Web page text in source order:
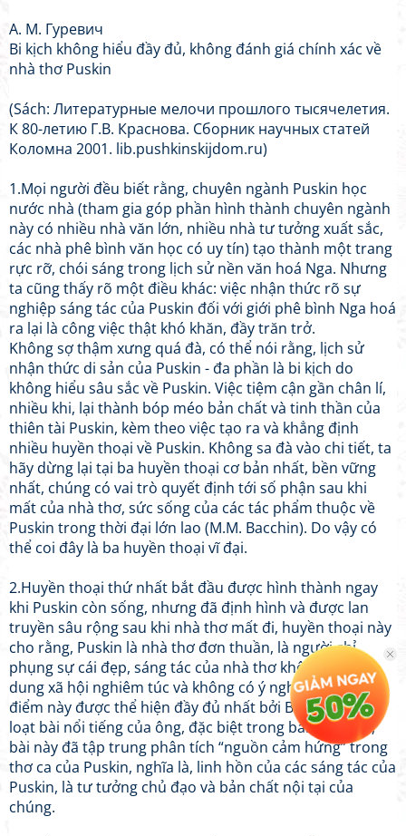
А. М. Гуревич
Bi kịch không hiểu đầy đủ, không đánh giá chính xác về
nhà thơ Puskin
(Sách: Литературные мелочи прошлого тысячелетия.
К 80-летию Г.В. Краснова. Сборник научных статей
Коломна 2001. lib.pushkinskijdom.ru)
1.Mọi người đều biết rằng, chuyên ngành Puskin học
nước nhà (tham gia góp phần hình thành chuyên ngành
này có nhiều nhà văn lớn, nhiều nhà tư tưởng xuất sắc,
các nhà phê bình văn học có uy tín) tạo thành một trang
rực rỡ, chói sáng trong lịch sử nền văn hoá Nga. Nhưng
ta cũng thấy rõ một điều khác: việc nhận thức rõ sự
nghiệp sáng tác của Puskin đối với giới phê bình Nga hoá
ra lại là công việc thật khó khăn, đầy trăn trở.
Không sợ thậm xưng quá đà, có thể nói rằng, lịch sử
nhận thức di sản của Puskin - đa phần là bi kịch do
không hiểu sâu sắc về Puskin. Việc tiệm cận gần chân lí,
nhiều khi, lại thành bóp méo bản chất và tinh thần của
thiên tài Puskin, kèm theo việc tạo ra và khẳng định
nhiều huyền thoại về Puskin. Không sa đà vào chi tiết, ta
hãy dừng lại tại ba huyền thoại cơ bản nhất, bền vững
nhất, chúng có vai trò quyết định tới số phận sau khi
mất của nhà thơ, sức sống của các tác phẩm thuộc về
Puskin trong thời đại lớn lao (M.M. Bacchin). Do vậy có
thể coi đây là ba huyền thoại vĩ đại.
2.Huyền thoại thứ nhất bắt đầu được hình thành ngay
khi Puskin còn sống, nhưng đã định hình và được lan
truyền sâu rộng sau khi nhà thơ mất đi, huyền thoại này
cho rằng, Puskin là nhà thơ đơn thuần, là người chỉ
phụng sự cái đẹp, sáng tác của nhà thơ không có nội
dung xã hội nghiêm túc và không có ý nghĩa gì cả. Quan
điểm này được thể hiện đầy đủ nhất bởi Belinski trong
loạt bài nổi tiếng của ông, đặc biệt trong bài thứ năm,
bài này đã tập trung phân tích “nguồn cảm hứng” trong
thơ ca của Puskin, nghĩa là, linh hồn của các sáng tác của
Puskin, là tư tưởng chủ đạo và bản chất nội tại của
chúng.